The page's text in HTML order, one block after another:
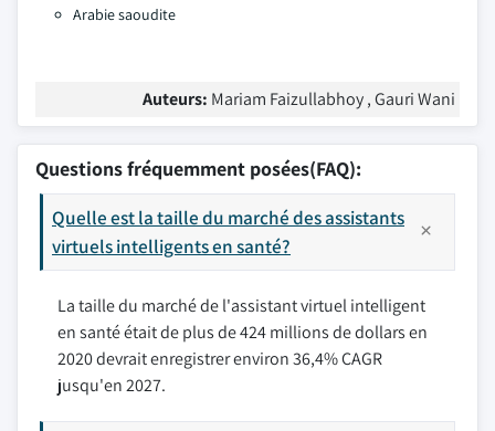
Arabie saoudite
Auteurs: Mariam Faizullabhoy , Gauri Wani
Questions fréquemment posées(FAQ):
Quelle est la taille du marché des assistants
virtuels intelligents en santé?
La taille du marché de l'assistant virtuel intelligent
en santé était de plus de 424 millions de dollars en
2020 devrait enregistrer environ 36,4% CAGR
jusqu'en 2027.